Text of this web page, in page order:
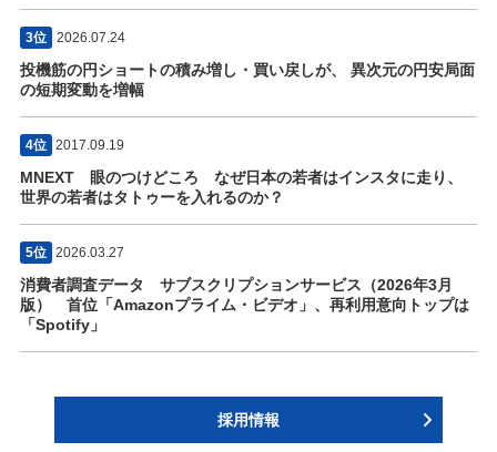
3位 2026.07.24
投機筋の円ショートの積み増し・買い戻しが、 異次元の円安局面
の短期変動を増幅
4位 2017.09.19
MNEXT 眼のつけどころ なぜ日本の若者はインスタに走り、
世界の若者はタトゥーを入れるのか？
5位 2026.03.27
消費者調査データ サブスクリプションサービス（2026年3月
版） 首位「Amazonプライム・ビデオ」、再利用意向トップは
「Spotify」
採用情報